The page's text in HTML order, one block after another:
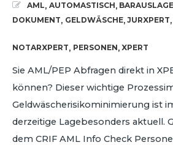
AML, AUTOMASTISCH,
DOKUMENT, GELDWÄSCHE, JURXPERT,
NOTARXPERT, PERSONEN, XPERT
Sie AML/PEP Abfragen direkt in
können? Dieser wichtige
Geldwäscherisikominimierung ist
derzeitige Lagebesonders aktuell.
dem CRIF AML Info Check